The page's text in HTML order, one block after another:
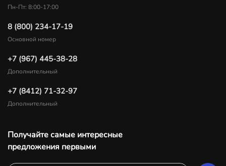
Пн-Пт: 8:00-17:00
8 (800) 234-17-19
Основной номер
+7 (967) 445-38-28
Дополнительный
+7 (8412) 71-32-97
Дополнительный
Получайте самые интересные
предложения первыми